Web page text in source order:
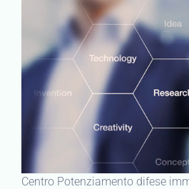
Centro Potenziamento difese